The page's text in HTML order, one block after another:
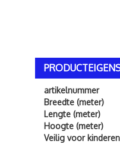
artikelnummer
Breedte (meter)
Lengte (meter)
Hoogte (meter)
Veilig voor